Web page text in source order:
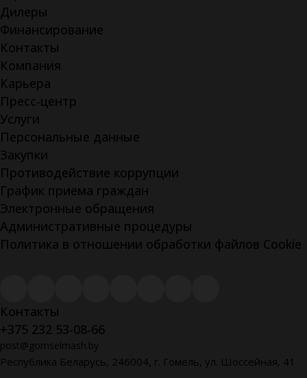
Дилеры
Финансирование
Контакты
Компания
Карьера
Пресс-центр
Услуги
Персональные данные
Закупки
Противодействие коррупции
График приема граждан
Электронные обращения
Административные процедуры
Политика в отношении обработки файлов Cookie
Контакты
+375 232 53-08-66
post@gomselmash.by
Республика Беларусь, 246004, г. Гомель, ул. Шоссейная, 41